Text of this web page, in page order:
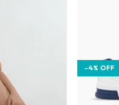
-4% OFF